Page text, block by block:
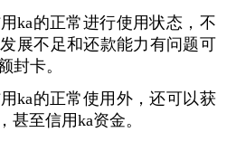
ka的正常进行使用状态，不
展不足和还款能力有问题可
封卡。
ka的正常使用外，还可以获
甚至信用ka资金。